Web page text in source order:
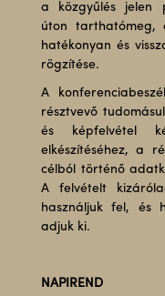
a közgyűlés jelen
úton tarthatómeg,
hatékonyan és
rögzítése.
A
résztvevő
és képfelvétel
elkészítéséhez, a
célból történő
A felvételt
használjuk fel, és
adjuk ki.
NAPIREND